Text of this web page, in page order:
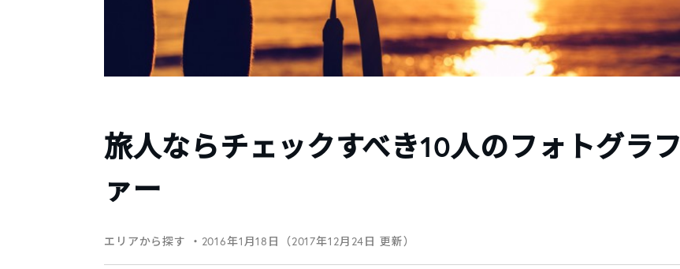
旅人ならチェックすべき10人のフォトグラフ
ァー
エリアから探す ・2016年1月18日（2017年12月24日 更新）